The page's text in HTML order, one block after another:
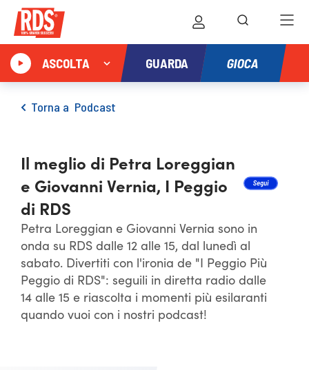
ASCOLTA GUARDA GIOCA
Torna a Podcast
Il meglio di Petra Loreggian
e Giovanni Vernia, I Peggio
di RDS
Petra Loreggian e Giovanni Vernia sono in
onda su RDS dalle 12 alle 15, dal lunedì al
sabato. Divertiti con l'ironia de "I Peggio Più
Peggio di RDS": seguili in diretta radio dalle
14 alle 15 e riascolta i momenti più esilaranti
quando vuoi con i nostri podcast!